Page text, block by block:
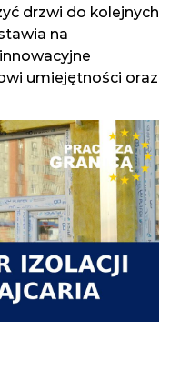
drzwi do kolejnych
na
umiejętności oraz